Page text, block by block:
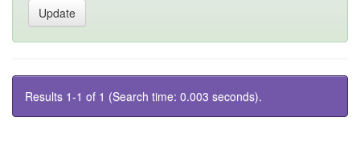
Results 1-1 of 1 (Search time: 0.003 seconds).